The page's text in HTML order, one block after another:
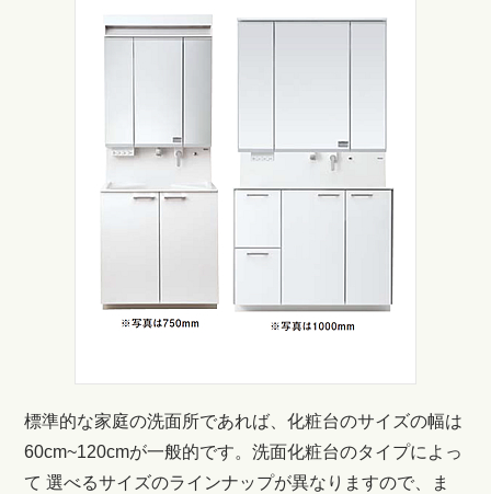
標準的な家庭の洗面所であれば、化粧台のサイズの幅は
60cm~120cmが一般的です。洗面化粧台のタイプによっ
て 選べるサイズのラインナップが異なりますので、ま